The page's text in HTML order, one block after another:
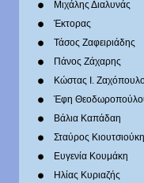
Mιχάλης Διαλυνάς
Έκτορας
Τάσος Ζαφειριάδης
Πάνος Ζάχαρης
Κώστας Ι.
Έφη
Βάλια Καπάδαη
Σταύρος
Ευγενία Κουμάκη
Ηλίας Κυριαζής